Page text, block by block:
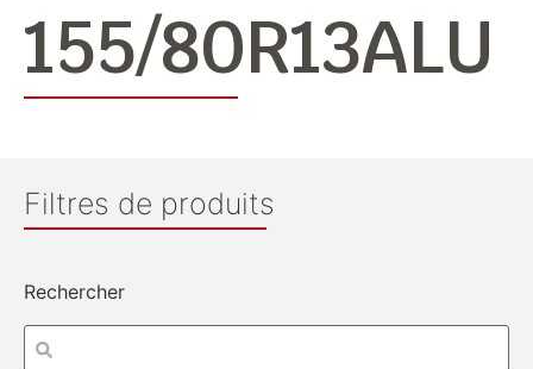
155/80R13ALU
Filtres de produits
Rechercher